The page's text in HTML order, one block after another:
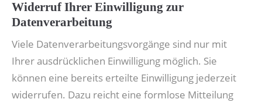
Widerruf Ihrer Einwilligung zur
Datenverarbeitung
Viele Datenverarbeitungsvorgänge sind nur mit
Ihrer ausdrücklichen Einwilligung möglich. Sie
können eine bereits erteilte Einwilligung jederzeit
widerrufen. Dazu reicht eine formlose Mitteilung